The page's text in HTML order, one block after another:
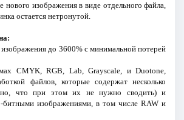
нового изображения в виде отдельного файла,
остается нетронутой.
до 3600% с минимальной потерей
CMYK, RGB, Lab, Grayscale, и Duotone,
файлов, которые содержат несколько
что при этом их не нужно сводить) и
битными изображениями, в том числе RAW и